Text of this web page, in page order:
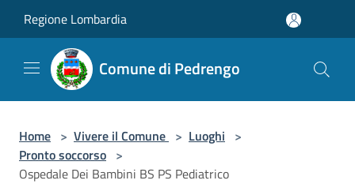
Regione Lombardia
Comune di Pedrengo
Home > Vivere il Comune > Luoghi >
Pronto soccorso >
Ospedale Dei Bambini BS PS Pediatrico